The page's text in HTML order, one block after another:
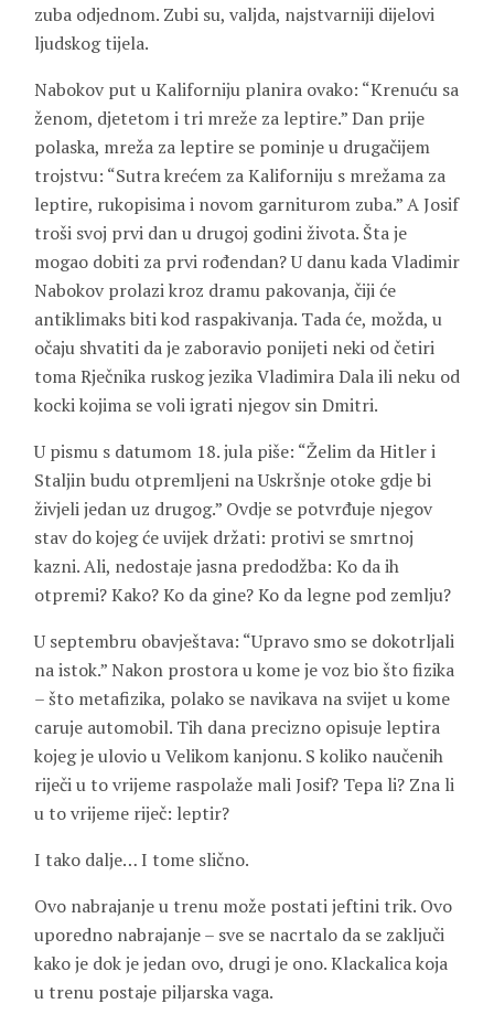
zuba odjednom. Zubi su, valjda, najstvarniji dijelovi
ljudskog tijela.
Nabokov put u Kaliforniju planira ovako: “Krenuću sa
ženom, djetetom i tri mreže za leptire.” Dan prije
polaska, mreža za leptire se pominje u drugačijem
trojstvu: “Sutra krećem za Kaliforniju s mrežama za
leptire, rukopisima i novom garniturom zuba.” A Josif
troši svoj prvi dan u drugoj godini života. Šta je
mogao dobiti za prvi rođendan? U danu kada Vladimir
Nabokov prolazi kroz dramu pakovanja, čiji će
antiklimaks biti kod raspakivanja. Tada će, možda, u
očaju shvatiti da je zaboravio ponijeti neki od četiri
toma Rječnika ruskog jezika Vladimira Dala ili neku od
kocki kojima se voli igrati njegov sin Dmitri.
U pismu s datumom 18. jula piše: “Želim da Hitler i
Staljin budu otpremljeni na Uskršnje otoke gdje bi
živjeli jedan uz drugog.” Ovdje se potvrđuje njegov
stav do kojeg će uvijek držati: protivi se smrtnoj
kazni. Ali, nedostaje jasna predodžba: Ko da ih
otpremi? Kako? Ko da gine? Ko da legne pod zemlju?
U septembru obavještava: “Upravo smo se dokotrljali
na istok.” Nakon prostora u kome je voz bio što fizika
– što metafizika, polako se navikava na svijet u kome
caruje automobil. Tih dana precizno opisuje leptira
kojeg je ulovio u Velikom kanjonu. S koliko naučenih
riječi u to vrijeme raspolaže mali Josif? Tepa li? Zna li
u to vrijeme riječ: leptir?
I tako dalje… I tome slično.
Ovo nabrajanje u trenu može postati jeftini trik. Ovo
uporedno nabrajanje – sve se nacrtalo da se zaključi
kako je dok je jedan ovo, drugi je ono. Klackalica koja
u trenu postaje piljarska vaga.